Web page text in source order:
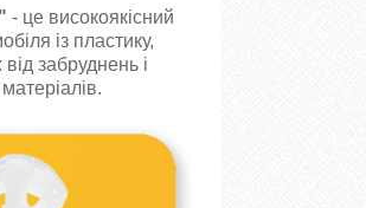
- це високоякісний
із пластику,
забруднень і